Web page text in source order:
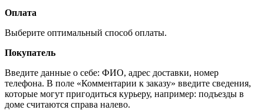
Оплата
Выберите оптимальный способ оплаты.
Покупатель
Введите данные о себе: ФИО, адрес доставки, номер
телефона. В поле «Комментарии к заказу» введите сведения,
которые могут пригодиться курьеру, например: подъезды в
доме считаются справа налево.